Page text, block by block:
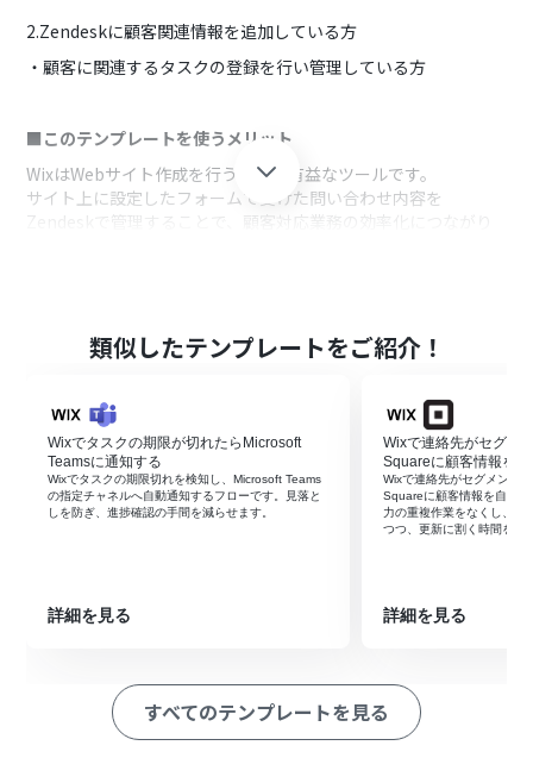
2.Zendeskに顧客関連情報を追加している方
・顧客に関連するタスクの登録を行い管理している方
■このテンプレートを使うメリット
WixはWebサイト作成を行うために有益なツールです。
サイト上に設定したフォームで受けた問い合わせ内容を
Zendeskで管理することで、顧客対応業務の効率化につながり
このフローを使用するとWixで送信されたフォームの内容を自動
ムに情報共有を行います。
素早い情報共有によって問い合わせ対応業務に即座に着手する
ことができ、迅速なタスク解決を行うことで顧客満足度の向上
に繋げます。
・Zendeskはチームプラン・サクセスプランでのみご利用いた
クトはエラーとなりますので、ご注意ください。
・チームプランやサクセスプランなどの有料プランは、2週間の
無料トライアルを行うことが可能です。無料トライアル中には
類似したテンプレートをご紹介！
Wixでタスクの期限が切れたらMicrosoft
Teamsに通知する
Wixでタスクの期限切れを検知し、Microsoft Teams
の指定チャネルへ自動通知するフローです。見落と
しを防ぎ、進捗確認の手間を減らせます。
詳細を見る
Wixで連絡先がセグメ
Squareに顧客情報を
Wixで連絡先がセグメント
Squareに顧客情報を自動
力の重複作業をなくし、登
つつ、更新に割く時間を他
詳細を見る
すべてのテンプレートを見る